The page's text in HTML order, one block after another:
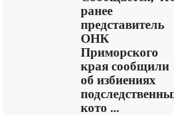
ранее
представитель
ОНК
Приморского
края сообщили
об избиениях
кото ...